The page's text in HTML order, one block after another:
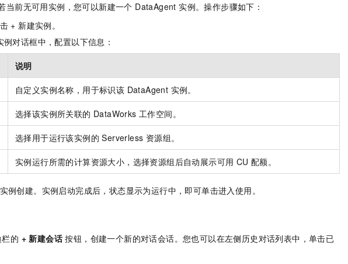
当前无可用实例，您可以新建一个 DataAgent 实例。操作步骤如下：
+ 新建实例。
对话框中，配置以下信息：
说明
自定义实例名称，用于标识该 DataAgent 实例。
选择该实例所关联的 DataWorks 工作空间。
选择用于运行该实例的 Serverless 资源组。
实例运行所需的计算资源大小，选择资源组后自动展示可用 CU 配额。
例创建。实例启动完成后，状态显示为运行中，即可单击进入使用。
的 + 新建会话按钮，创建一个新的对话会话。您也可以在左侧历史对话列表中，单击已